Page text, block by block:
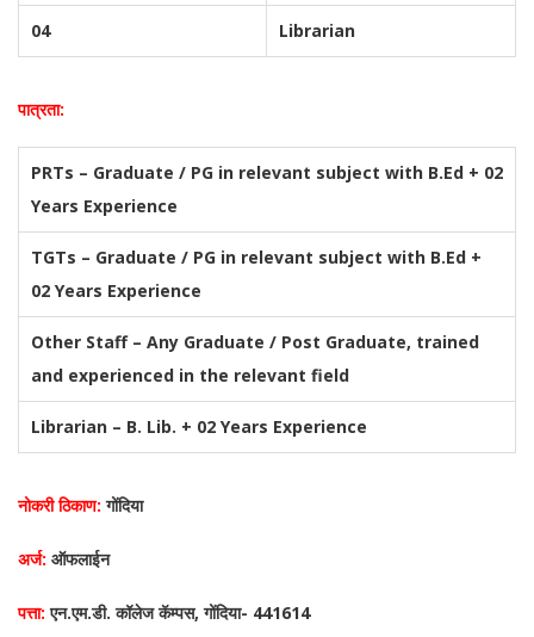
04 Librarian
पात्रता:
PRTs – Graduate / PG in relevant subject with B.Ed + 02
Years Experience
TGTs – Graduate / PG in relevant subject with B.Ed +
02 Years Experience
Other Staff – Any Graduate / Post Graduate, trained
and experienced in the relevant field
Librarian – B. Lib. + 02 Years Experience
नोकरी ठिकाण:गोंदिया
अर्ज: ऑफलाईन
पत्ता: एन.एम.डी. कॉलेज कॅम्पस, गोंदिया- 441614